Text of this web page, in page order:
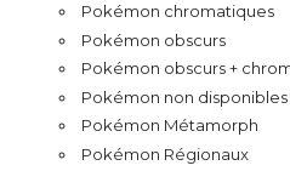
Pokémon chromatiques
Pokémon obscurs
Pokémon obscurs +
Pokémon non disponibles
Pokémon Métamorph
Pokémon Régionaux